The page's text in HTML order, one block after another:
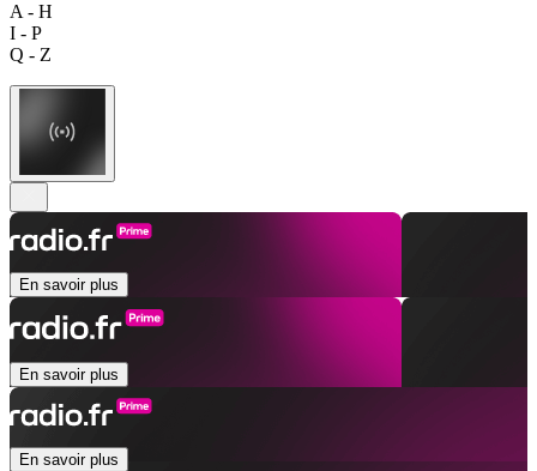
A - H
I - P
Q - Z
En savoir plus
En savoir plus
En savoir plus